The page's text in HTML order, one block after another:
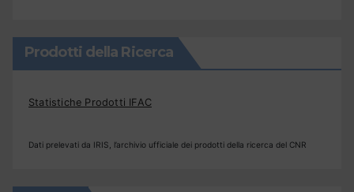
Prodotti della Ricerca
Statistiche Prodotti IFAC
Dati prelevati da IRIS, l’archivio ufficiale dei prodotti della ricerca del CNR